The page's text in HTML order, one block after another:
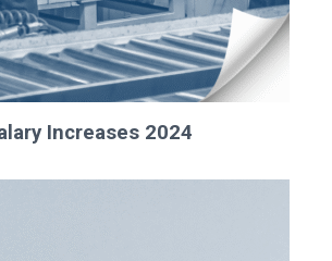
Increases 2024